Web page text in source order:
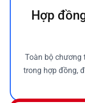
Hợp
Toàn bộ chương
trong hợp đồng,